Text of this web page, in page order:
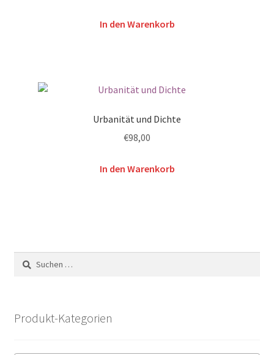
In den Warenkorb
Urbanität und Dichte
€98,00
In den Warenkorb
Suchen
nach:
Produkt-Kategorien